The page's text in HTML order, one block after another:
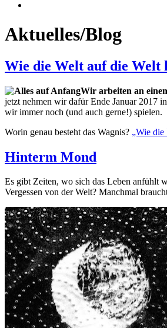
Aktuelles/Blog
Wie die Welt auf die Welt
Wir arbeiten an
jetzt nehmen wir dafür Ende Januar 2017
wir immer noch (und auch gerne!) spielen.
Worin genau besteht das Wagnis? „Wie die
Hinterm Mond
Es gibt Zeiten, wo sich das Leben anfühlt
Vergessen von der Welt? Manchmal